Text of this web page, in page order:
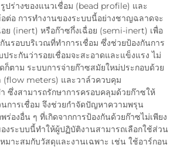
ร่างของแนวเชื่อม (bead profile) และ
ต่อ การทำงานของระบบนี้อย่างชาญฉลาดจะ
ย (inert) หรือก๊าซกึ่งเฉื่อย (semi-inert) เพื่อ
นรอบบริเวณที่ทำการเชื่อม ซึ่งช่วยป้องกันการ
ประกันว่ารอยเชื่อมจะสะอาดและแข็งแรง ไม่
ก็ตาม ระบบการจ่ายก๊าซสมัยใหม่ประกอบด้วย
(flow meters) และวาล์วควบคุม
ซึ่งสามารถรักษาการครอบคลุมด้วยก๊าซให้
การเชื่อม จึงช่วยกำจัดปัญหาความพรุน
องอื่น ๆ ที่เกิดจากการป้องกันด้วยก๊าซไม่เพียง
งระบบนี้ทำให้ผู้ปฏิบัติงานสามารถเลือกใช้ส่วน
มาะสมกับวัสดุและงานเฉพาะ เช่น ใช้อาร์กอน